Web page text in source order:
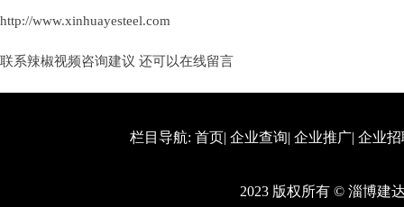
http://www.xinhuayesteel.com
联系辣椒视频咨询建议 还可以在线留言
栏目导航: 首页| 企业查询| 企业推广| 企业招
2023 版权所有 © 淄博建